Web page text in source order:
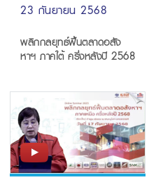
23 กันยายน 2568
พลิกกลยุทธ์ฟื้นตลาดอสัง
หาฯ ภาคใต้ ครึ่งหลังปี 2568